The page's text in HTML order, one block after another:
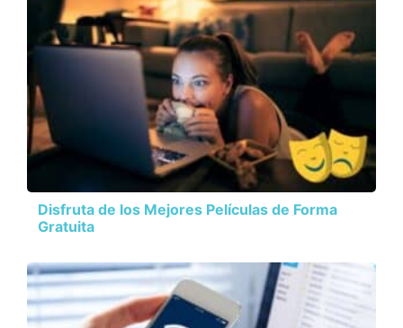
Disfruta de los Mejores Películas de Forma
Gratuita